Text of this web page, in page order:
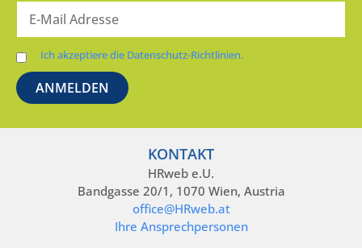
Ich akzeptiere die Datenschutz-Richtlinien.
KONTAKT
HRweb e.U.
Bandgasse 20/1, 1070 Wien, Austria
office@HRweb.at
Ihre Ansprechpersonen